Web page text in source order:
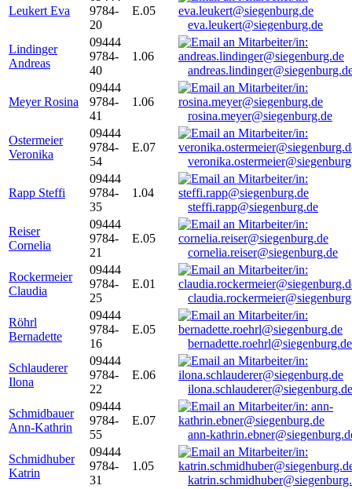
Leukert Eva
9784-
20
E.05
eva.leukert@siegenburg.de
Lindinger
Andreas
09444
9784-
40
1.06
Meyer Rosina
09444
9784-
41
1.06
rosina.meyer@siegenburg.de
Ostermeier
Veronika
09444
9784-
54
E.07
Rapp Steffi
09444
9784-
35
1.04
steffi.rapp@siegenburg.de
Reiser
Cornelia
09444
9784-
21
E.05
cornelia.reiser@siegenburg.de
Rockermeier
Claudia
09444
9784-
25
E.01
Röhrl
Bernadette
09444
9784-
16
E.05
bernadette.roehrl@siegenburg.de
Schlauderer
Ilona
09444
9784-
22
E.06
ilona.schlauderer@siegenburg.de
Schmidbauer
Ann-Kathrin
09444
9784-
55
E.07
ann-
Schmidhuber
Katrin
09444
9784-
31
1.05